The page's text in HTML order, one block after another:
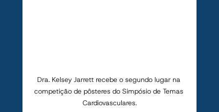
Dra. Kelsey Jarrett recebe o segundo lugar na
competição de pôsteres do Simpósio de Temas
Cardiovasculares.